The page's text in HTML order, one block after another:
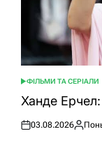
ОПУБЛІКУВАТИ
У
ФІЛЬМИ ТА СЕРІАЛИ
Ханде
Оприлюднено
03.08.2026